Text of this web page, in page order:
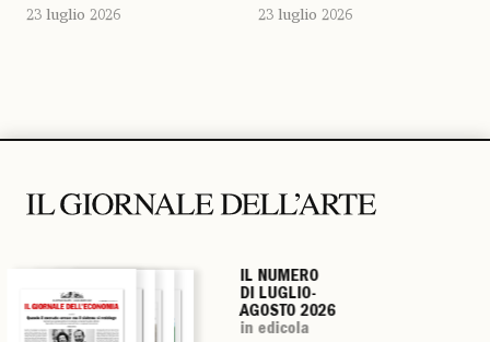
23 luglio 2026
23 luglio 2026
IL NUMERO
DI LUGLIO-
AGOSTO 2026
in edicola
IL NUMERO
DI LUGLIO-
AGOSTO 2026
in edicola
IL NUMERO
DI LUGLIO-
AGOSTO 2026
in edicola
IL NUMERO
DI LUGLIO-
AGOSTO 2026
in edicola